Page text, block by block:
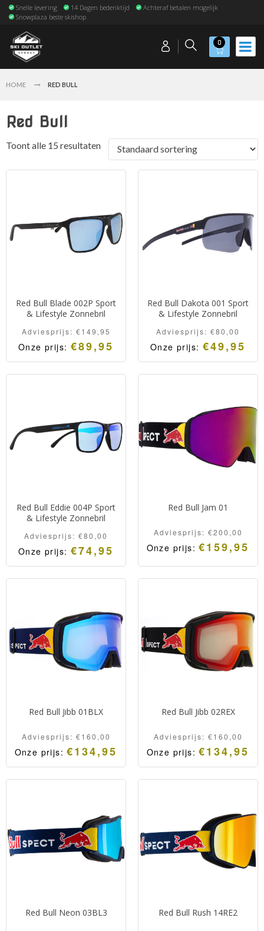
Snelle levering 14 Dagen bedenktijd
Achteraf betalen mogelijk
Snowplaza beste skishop
0
HOME RED BULL
Red Bull
Toont alle 15 resultaten
Red Bull Blade 002P Sport
& Lifestyle Zonnebril
Adviesprijs: €149,95
Onze prijs: €89,95
Red Bull Dakota 001 Sport
& Lifestyle Zonnebril
Adviesprijs: €80,00
Onze prijs: €49,95
Red Bull Eddie 004P Sport
& Lifestyle Zonnebril
Adviesprijs: €80,00
Oorspronkelijke
prijs
was:
Onze prijs: €74,95
Huidige
prijs
is:
Red Bull Jam 01
Adviesprijs: €200,00
prijs
Adviesprijs:
Onze prijs:€159,95
Huidige
prijs
Onze
Red Bull Jibb 01BLX
Adviesprijs: €160,00
Oorspronkelijke
prijs
was:
Onze prijs:€134,95
Huidige
prijs
is:
Red Bull Jibb 02REX
Adviesprijs: €160,00
prijs
was:
Onze prijs:€134,95
Huidige
prijs
is:
Red Bull Neon 03BL3 Red Bull Rush 14RE2